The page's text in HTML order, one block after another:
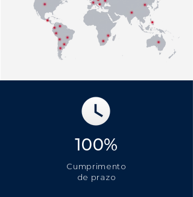
100%
Cumprimento
de prazo